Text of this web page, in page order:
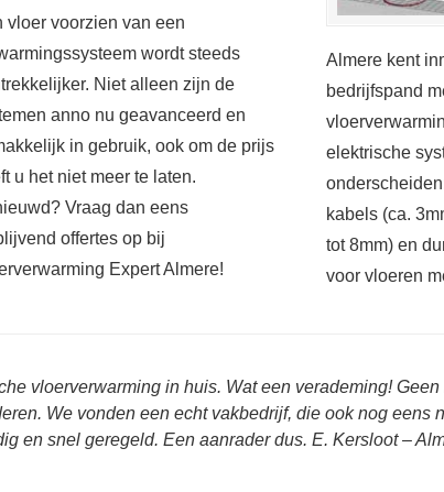
vloer voorzien van een
wordt steeds
Niet alleen zijn de
anno nu geavanceerd en
in gebruik, ook om de prijs
u het niet meer te laten.
Vraag dan eens
offertes op bij
Expert Almere!
Almere kent
bedrijfspand
elektrische
kabels (ca.
tot 8mm) en
voor vloeren
vloerverwarming in huis. Wat een verademing!
We vonden een echt vakbedrijf, die ook nog eens
en snel geregeld. Een aanrader dus. E. Kersloot –